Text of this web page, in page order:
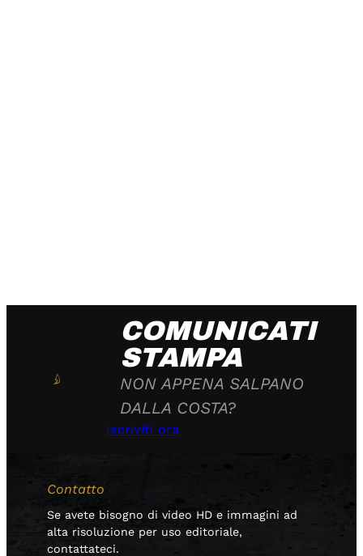
COMUNICATI
STAMPA
NON APPENA SALPANO
DALLA COSTA?
Iscriviti ora
Contatto
Se avete bisogno di video HD e immagini ad
alta risoluzione per uso editoriale,
contattateci.